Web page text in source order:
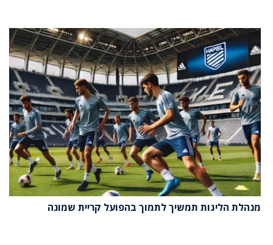
מנהלת הליגות תמשיך לתמוך בהפועל קריית שמונה